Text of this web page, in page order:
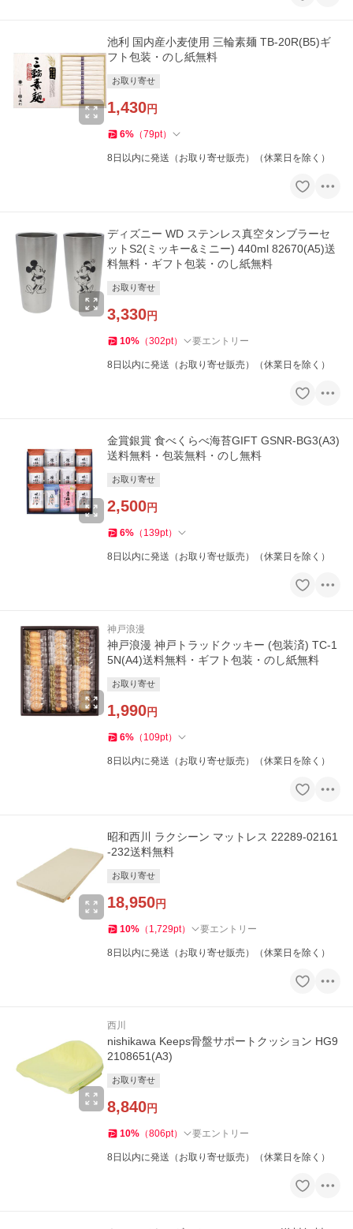
池利 国内産小麦使用 三輪素麺 TB-20R(B5)ギ
フト包装・のし紙無料
お取り寄せ
1,430円
6% （79pt）
8日以内に発送（お取り寄せ販売）（休業日を除く）
ディズニー WD ステンレス真空タンブラーセ
ットS2(ミッキー&ミニー) 440ml 82670(A5)送
料無料・ギフト包装・のし紙無料
お取り寄せ
3,330円
10% （302pt） 要エントリー
8日以内に発送（お取り寄せ販売）（休業日を除く）
金賞銀賞 食べくらべ海苔GIFT GSNR-BG3(A3)
送料無料・包装無料・のし無料
お取り寄せ
2,500円
6% （ 139pt）
8日以内に発送（お取り寄せ販売）（休業日を除く）
神戸浪漫
神戸浪漫 神戸トラッドクッキー (包装済) TC-1
5N(A4)送料無料・ギフト包装・のし紙無料
お取り寄せ
1,990円
6% （ 109pt）
8日以内に発送（お取り寄せ販売）（休業日を除く）
昭和西川 ラクシーン マットレス 22289-02161
-232送料無料
お取り寄せ
18,950円
10% （ 1,729pt） 要エントリー
8日以内に発送（お取り寄せ販売）（休業日を除く）
西川
nishikawa Keeps骨盤サポートクッション HG9
2108651(A3)
お取り寄せ
8,840円
10% （806pt） 要エントリー
8日以内に発送（お取り寄せ販売）（休業日を除く）